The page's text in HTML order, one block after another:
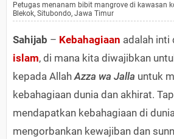
Petugas menanam bibit mangrove di kawasan
Blekok, Situbondo, Jawa Timur
Sahijab – Kebahagiaan adalah inti
islam, di mana kita diwajibkan
kepada AllahAzza wa Jalla untuk
kebahagiaan dunia dan akhirat.
mendapatkan kebahagiaan di
mengorbankan kewajiban dan